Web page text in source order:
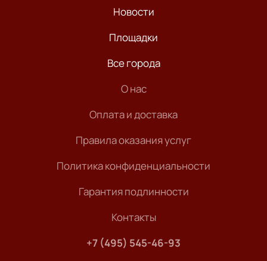
Новости
Площадки
Все города
О нас
Оплата и доставка
Правила оказания услуг
Политика конфиденциальности
Гарантия подлинности
Контакты
+7 (495) 545-46-93